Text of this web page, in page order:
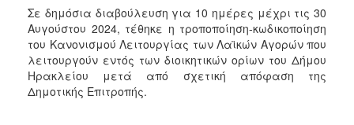
2020
2019
2018
2017
2016
Σε δημόσια διαβούλευση για 10 ημέρες μέχρι τις 30
Αυγούστου 2024, τέθηκε η τροποποίηση-κωδικοποίηση
του Κανονισμού Λειτουργίας των Λαϊκών Αγορών που
λειτουργούν εντός των διοικητικών ορίων του Δήμου
Ηρακλείου μετά από σχετική απόφαση της
Δημοτικής Επιτροπής.